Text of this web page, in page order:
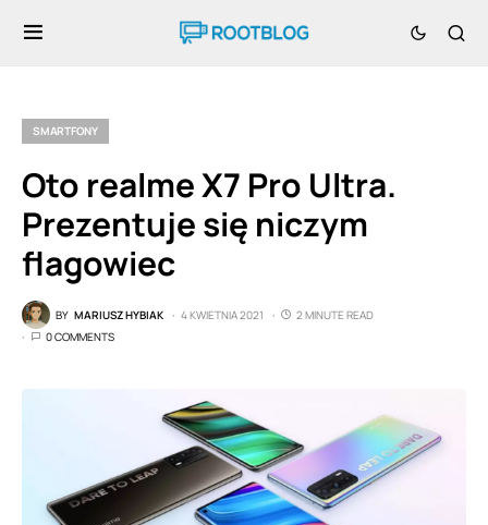
SMARTFONY
Oto realme X7 Pro Ultra.
Prezentuje się niczym
flagowiec
BY MARIUSZ HYBIAK 4 KWIETNIA 2021
2 MINUTE READ
0 COMMENTS